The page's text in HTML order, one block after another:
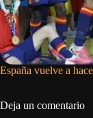
España vuelve a
Deja un comentario